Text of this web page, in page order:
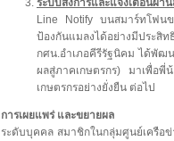
ระบบสั่งการและแจ้งเตือนผ่า
Line Notify บนสมาร์ทโฟนข
ป้องกันแมลงได้อย่างมีประสิ
กศน.อำเภอคีรีรัฐนิคม ได้พัฒ
ผลสู่ภาคเกษตรกร) มาเพื่อพี่
เกษตรกรอย่างยั่งยืน ต่อไป
การเผยแพร่ และขยายผล
ระดับบุคคล สมาชิกในกลุ่มศูนย์เครือ